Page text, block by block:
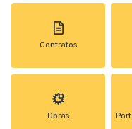
Contratos
Obras